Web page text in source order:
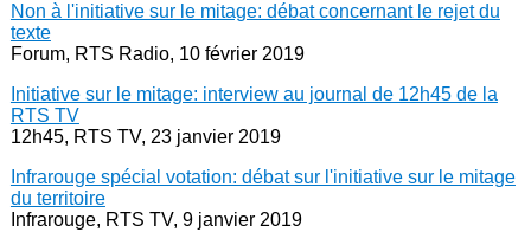
Non à l'initiative sur le mitage: débat concernant le rejet du
texte
Forum, RTS Radio, 10 février 2019
Initiative sur le mitage: interview au journal de 12h45 de la
RTS TV
12h45, RTS TV, 23 janvier 2019
Infrarouge spécial votation: débat sur l'initiative sur le mitage
du territoire
Infrarouge, RTS TV, 9 janvier 2019